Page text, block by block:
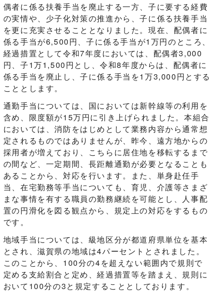
偶者に係る扶養手当を廃止する一方、子に要する経費
の実情や、少子化対策の推進から、子に係る扶養手当
を更に充実させることとなりました。現在、配偶者に
係る手当が6,500円、子に係る手当が1万円のところ、
経過措置として令和7年度においては、配偶者3,000
円、子1万1,500円とし、令和8年度からは、配偶者に
係る手当を廃止し、子に係る手当を1万3,000円とする
こととします。
通勤手当については、国においては新幹線等の利用を
含め、限度額が15万円に引き上げられました。本組合
においては、消防をはじめとして業務内容から通常想
定されるものではありませんが、昨今、遠方地からの
採用者が増えており、こちらに居住地を移転するまで
の間など、一定期間、長距離通勤が必要となることも
あることから、対応を行います。また、単身赴任手
当、在宅勤務等手当についても、育児、介護等さまざ
まな事情を有する職員の勤務継続を可能とし、人事配
置の円滑化を図る観点から、規定上の対応をするもの
です。
地域手当については、級地区分が都道府県単位を基本
とされ、滋賀県の地域は4パーセントとされました。
このことから、100分の4を超えない範囲内で規則で
定める支給割合と定め、経過措置等を踏まえ、規則に
おいて100分の3と規定することとしております。